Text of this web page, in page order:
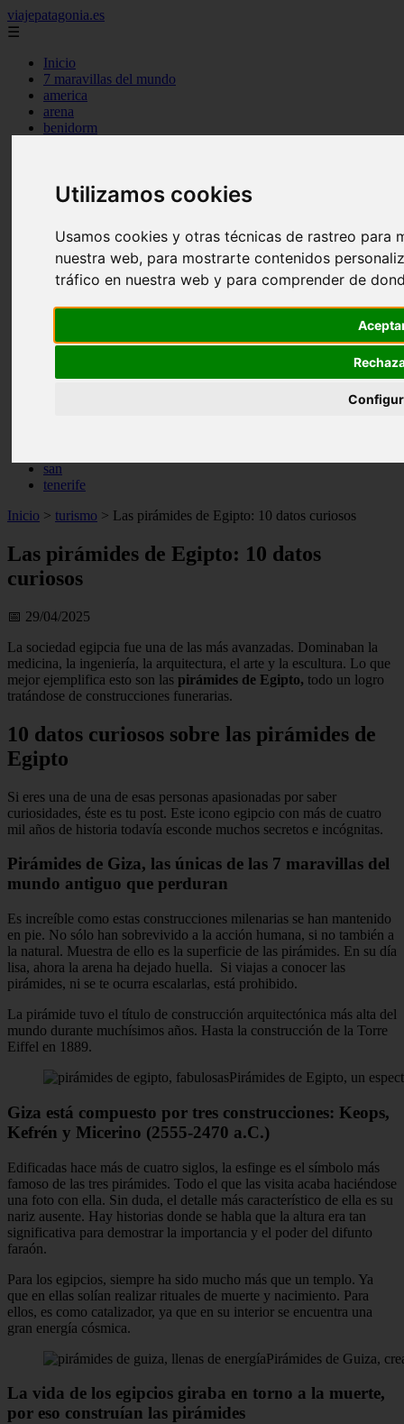
Utilizamos cookies
Usamos cookies y otras técnicas de rastreo para
nuestra web, para mostrarte contenidos
tráfico en nuestra web y para comprender de
viajepatagonia.es
☰
Inicio
7 maravillas del mundo
america
arena
benidorm
c generalidades del pais
c provincias
c rio negro
c santa fe
c tierra de fuego
c tucuman
carmen
san
tenerife
Inicio > turismo > Las pirámides de Egipto: 10 datos curiosos
Las pirámides de Egipto: 10 datos
curiosos
📅 29/04/2025
La sociedad egipcia fue una de las más avanzadas. Dominaban la
medicina, la ingeniería, la arquitectura, el arte y la escultura. Lo que
mejor ejemplifica esto son las pirámides de Egipto, todo un logro
tratándose de construcciones funerarias.
10 datos curiosos sobre las pirámides de
Egipto
Si eres una de una de esas personas apasionadas por saber
curiosidades, éste es tu post. Este icono egipcio con más de cuatro
mil años de historia todavía esconde muchos secretos e incógnitas.
Pirámides de Giza, las únicas de las 7 maravillas del
mundo antiguo que perduran
Es increíble como estas construcciones milenarias se han mantenido
en pie. No sólo han sobrevivido a la acción humana, si no también a
la natural. Muestra de ello es la superficie de las pirámides. En su día
lisa, ahora la arena ha dejado huella. Si viajas a conocer las
pirámides, ni se te ocurra escalarlas, está prohibido.
La pirámide tuvo el título de construcción arquitectónica más alta del
mundo durante muchísimos años. Hasta la construcción de la Torre
Eiffel en 1889.
Pirámides de Egipto, un
Giza está compuesto por tres construcciones: Keops,
Kefrén y Micerino (2555-2470 a.C.)
Edificadas hace más de cuatro siglos, la esfinge es el símbolo más
famoso de las tres pirámides. Todo el que las visita acaba haciéndose
una foto con ella. Sin duda, el detalle más característico de ella es su
nariz ausente. Hay historias donde se habla que la altura era tan
significativa para demostrar la importancia y el poder del difunto
faraón.
Para los egipcios, siempre ha sido mucho más que un templo. Ya
que en ellas solían realizar rituales de muerte y nacimiento. Para
ellos, es como catalizador, ya que en su interior se encuentra una
gran energía cósmica.
Pirámides de Guiza,
La vida de los egipcios giraba en torno a la muerte,
por eso construían las pirámides